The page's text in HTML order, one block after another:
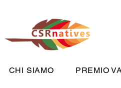
CHI SIAMO PREMIO